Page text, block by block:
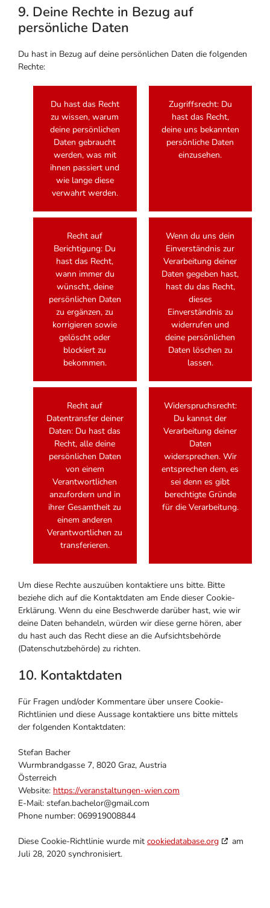
9. Deine Rechte in Bezug auf
persönliche Daten
Du hast in Bezug auf deine persönlichen Daten die folgenden
Rechte:
Du hast das Recht
zu wissen, warum
deine persönlichen
Daten gebraucht
werden, was mit
ihnen passiert und
wie lange diese
verwahrt werden.
Zugriffsrecht: Du
hast das Recht,
deine uns bekannten
persönliche Daten
einzusehen.
Recht auf
Berichtigung: Du
hast das Recht,
wann immer du
wünscht, deine
persönlichen Daten
zu ergänzen, zu
korrigieren sowie
gelöscht oder
blockiert zu
bekommen.
Wenn du uns dein
Einverständnis zur
Verarbeitung deiner
Daten gegeben hast,
hast du das Recht,
dieses
Einverständnis zu
widerrufen und
deine persönlichen
Daten löschen zu
lassen.
Recht auf
Datentransfer deiner
Daten: Du hast das
Recht, alle deine
persönlichen Daten
von einem
Verantwortlichen
anzufordern und in
ihrer Gesamtheit zu
einem anderen
Verantwortlichen zu
transferieren.
Widerspruchsrecht:
Du kannst der
Verarbeitung deiner
Daten
widersprechen. Wir
entsprechen dem, es
sei denn es gibt
berechtigte Gründe
für die Verarbeitung.
Um diese Rechte auszuüben kontaktiere uns bitte. Bitte
beziehe dich auf die Kontaktdaten am Ende dieser Cookie-
Erklärung. Wenn du eine Beschwerde darüber hast, wie wir
deine Daten behandeln, würden wir diese gerne hören, aber
du hast auch das Recht diese an die Aufsichtsbehörde
(Datenschutzbehörde) zu richten.
10. Kontaktdaten
Für Fragen und/oder Kommentare über unsere Cookie-
Richtlinien und diese Aussage kontaktiere uns bitte mittels
der folgenden Kontaktdaten:
Stefan Bacher
Wurmbrandgasse 7, 8020 Graz, Austria
Österreich
Website: https://veranstaltungen-wien.com
E-Mail: stefan.bachelor@gmail.com
Phone number: 069919008844
Diese Cookie-Richtlinie wurde mit cookiedatabase.org
am
Juli 28, 2020 synchronisiert.